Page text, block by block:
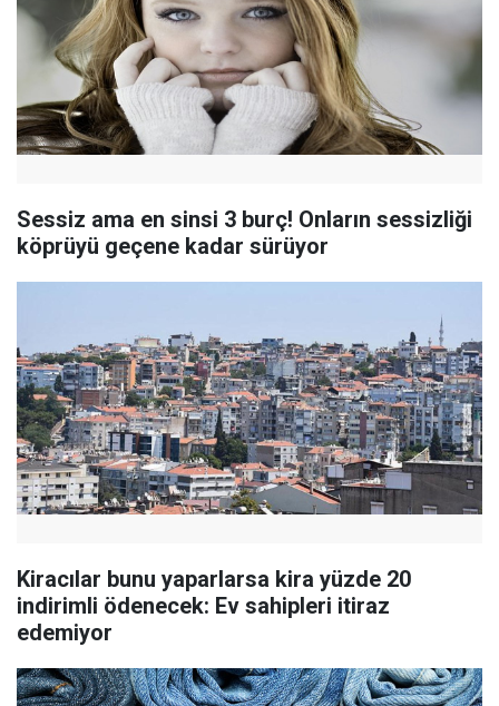
Sessiz ama en sinsi 3 burç! Onların sessizliği
köprüyü geçene kadar sürüyor
Kiracılar bunu yaparlarsa kira yüzde 20
indirimli ödenecek: Ev sahipleri itiraz
edemiyor